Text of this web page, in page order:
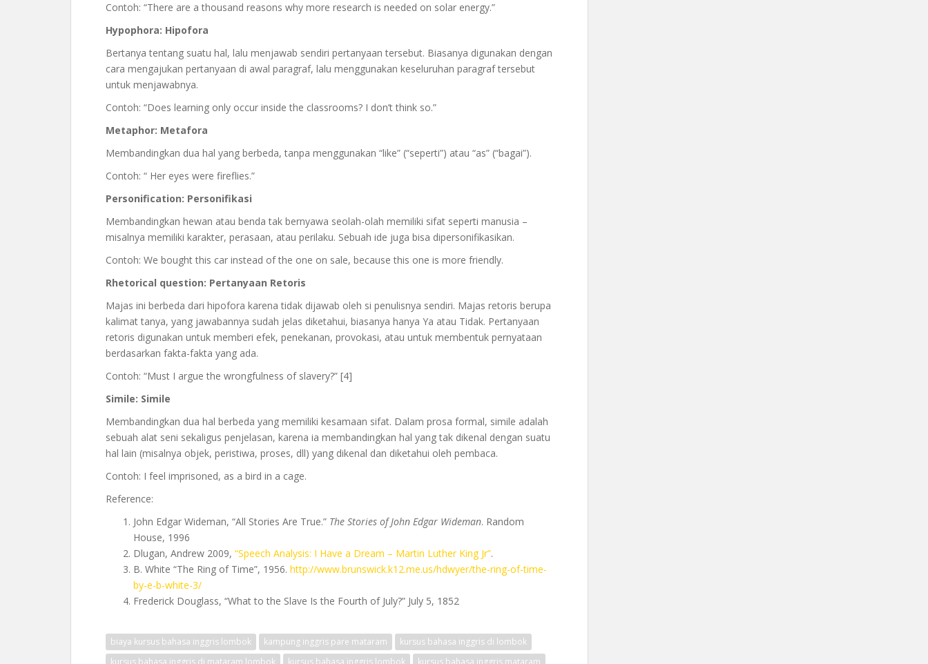
Contoh: “There are a thousand reasons why more research is needed on solar energy.”
Hypophora: Hipofora
Bertanya tentang suatu hal, lalu menjawab sendiri pertanyaan tersebut. Biasanya digunakan dengan
cara mengajukan pertanyaan di awal paragraf, lalu menggunakan keseluruhan paragraf tersebut
untuk menjawabnya.
Contoh: “Does learning only occur inside the classrooms? I don’t think so.”
Metaphor: Metafora
Membandingkan dua hal yang berbeda, tanpa menggunakan “like” (“seperti”) atau “as” (“bagai”).
Contoh: “ Her eyes were fireflies.”
Personification: Personifikasi
Membandingkan hewan atau benda tak bernyawa seolah-olah memiliki sifat seperti manusia –
misalnya memiliki karakter, perasaan, atau perilaku. Sebuah ide juga bisa dipersonifikasikan.
Contoh: We bought this car instead of the one on sale, because this one is more friendly.
Rhetorical question: Pertanyaan Retoris
Majas ini berbeda dari hipofora karena tidak dijawab oleh si penulisnya sendiri. Majas retoris berupa
kalimat tanya, yang jawabannya sudah jelas diketahui, biasanya hanya Ya atau Tidak. Pertanyaan
retoris digunakan untuk memberi efek, penekanan, provokasi, atau untuk membentuk pernyataan
berdasarkan fakta-fakta yang ada.
Contoh: “Must I argue the wrongfulness of slavery?” [4]
Simile: Simile
Membandingkan dua hal berbeda yang memiliki kesamaan sifat. Dalam prosa formal, simile adalah
sebuah alat seni sekaligus penjelasan, karena ia membandingkan hal yang tak dikenal dengan suatu
hal lain (misalnya objek, peristiwa, proses, dll) yang dikenal dan diketahui oleh pembaca.
Contoh: I feel imprisoned, as a bird in a cage.
Reference:
John Edgar Wideman, “All Stories Are True.” The Stories of John Edgar Wideman. Random
House, 1996
Dlugan, Andrew 2009, “Speech Analysis: I Have a Dream – Martin Luther King Jr”.
B. White “The Ring of Time”, 1956. http://www.brunswick.k12.me.us/hdwyer/the-ring-of-time-
by-e-b-white-3/
Frederick Douglass, “What to the Slave Is the Fourth of July?” July 5, 1852
biaya kursus bahasa inggris lombok kampung inggris pare mataram
kursus bahasa inggris di lombok
kursus bahasa inggris di mataram lombok
kursus bahasa inggris lombok kursus bahasa inggris mataram